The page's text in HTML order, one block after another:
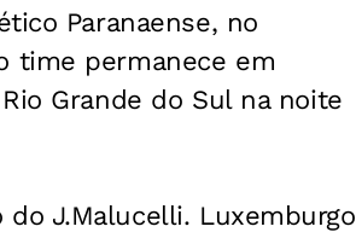
Paranaense, no
time permanece em
Grande do Sul na noite
J.Malucelli. Luxemburgo